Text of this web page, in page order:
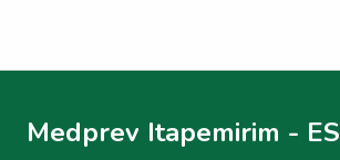
Medprev Itapemirim - ES